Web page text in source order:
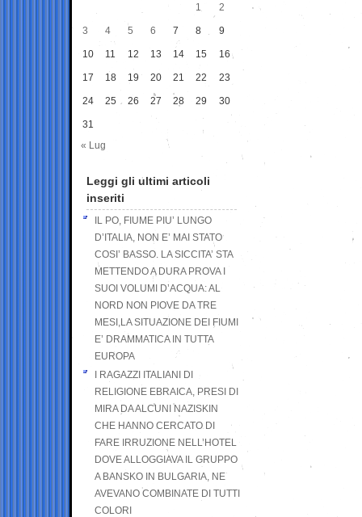
1
2
3 4 5 6 7 8 9
10 11 12 13 14 15 16
17 18 19 20 21 22 23
24 25 26 27 28 29 30
31
« Lug
Leggi gli ultimi articoli
inseriti
IL PO, FIUME PIU’ LUNGO
D’ITALIA, NON E’ MAI STATO
COSI’ BASSO. LA SICCITA’ STA
METTENDO A DURA PROVA I
SUOI VOLUMI D’ACQUA: AL
NORD NON PIOVE DA TRE
MESI,LA SITUAZIONE DEI FIUMI
E’ DRAMMATICA IN TUTTA
EUROPA
I RAGAZZI ITALIANI DI
RELIGIONE EBRAICA, PRESI DI
MIRA DA ALCUNI NAZISKIN
CHE HANNO CERCATO DI
FARE IRRUZIONE NELL’HOTEL
DOVE ALLOGGIAVA IL GRUPPO
A BANSKO IN BULGARIA, NE
AVEVANO COMBINATE DI TUTTI
COLORI